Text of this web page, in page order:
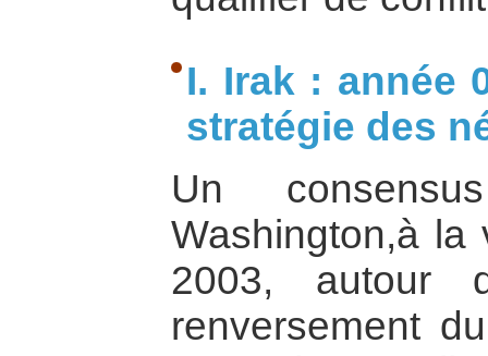
I. Irak : année
stratégie des
Un
Washington,à
2003, autour
renversement